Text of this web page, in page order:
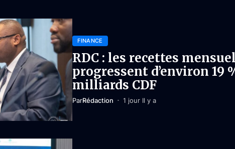
FINANCE
RDC : les recettes
progressent d’environ 19
milliards CDF
ParRédaction 1 jour Il y a